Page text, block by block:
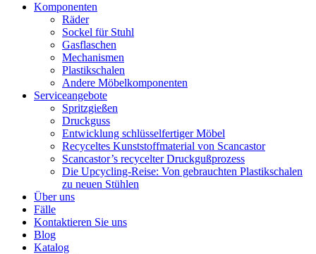
Komponenten
Räder
Sockel für Stuhl
Gasflaschen
Mechanismen
Plastikschalen
Andere Möbelkomponenten
Serviceangebote
Spritzgießen
Druckguss
Entwicklung schlüsselfertiger Möbel
Recyceltes Kunststoffmaterial von Scancastor
Scancastor’s recycelter Druckgußprozess
Die Upcycling-Reise: Von gebrauchten Plastikschalen
zu neuen Stühlen
Über uns
Fälle
Kontaktieren Sie uns
Blog
Katalog